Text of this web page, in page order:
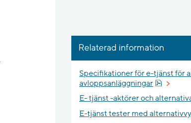
Relaterad information
Specifikationer för e-tjänst för
avloppsanläggningar
Pdf, 2.6
E- tjänst -aktörer och
E-tjänst tester med